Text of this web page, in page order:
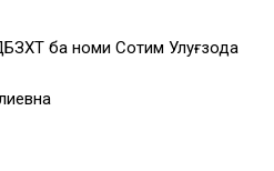
ба номи Сотим Улуғзода